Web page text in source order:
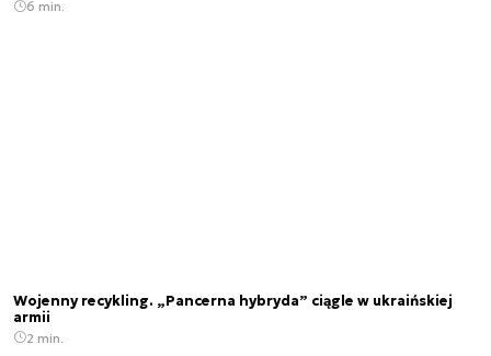
6 min.
Wojenny recykling. „Pancerna hybryda” ciągle w ukraińskiej
armii
2 min.